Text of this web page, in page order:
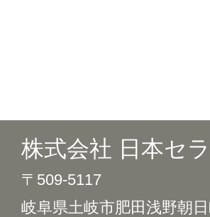
株式会社 日本セ
〒509-5117
岐阜県土岐市肥田浅野朝